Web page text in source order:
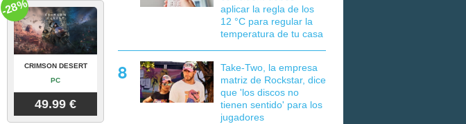
CRIMSON DESERT
PC
49.99 €
-28%
aplicar la regla de los
12 °C para regular la
temperatura de tu casa
Take-Two, la empresa
matriz de Rockstar, dice
que 'los discos no
tienen sentido' para los
jugadores